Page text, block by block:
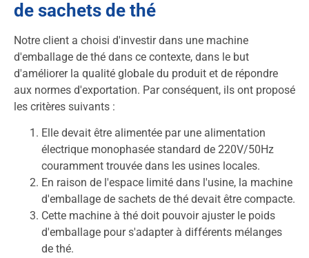
de sachets de thé
Notre client a choisi d'investir dans une machine
d'emballage de thé dans ce contexte, dans le but
d'améliorer la qualité globale du produit et de répondre
aux normes d'exportation. Par conséquent, ils ont proposé
les critères suivants :
Elle devait être alimentée par une alimentation
électrique monophasée standard de 220V/50Hz
couramment trouvée dans les usines locales.
En raison de l'espace limité dans l'usine, la machine
d'emballage de sachets de thé devait être compacte.
Cette machine à thé doit pouvoir ajuster le poids
d'emballage pour s'adapter à différents mélanges
de thé.